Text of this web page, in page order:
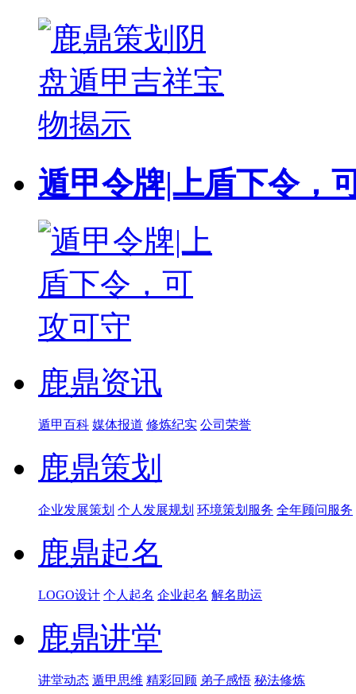
遁甲令牌|上盾下令，
鹿鼎资讯
遁甲百科 媒体报道 修炼纪实 公司荣誉
鹿鼎策划
企业发展策划 个人发展规划 环境策划服务 全年顾问服务
鹿鼎起名
LOGO设计 个人起名 企业起名 解名助运
鹿鼎讲堂
讲堂动态 遁甲思维 精彩回顾 弟子感悟 秘法修炼